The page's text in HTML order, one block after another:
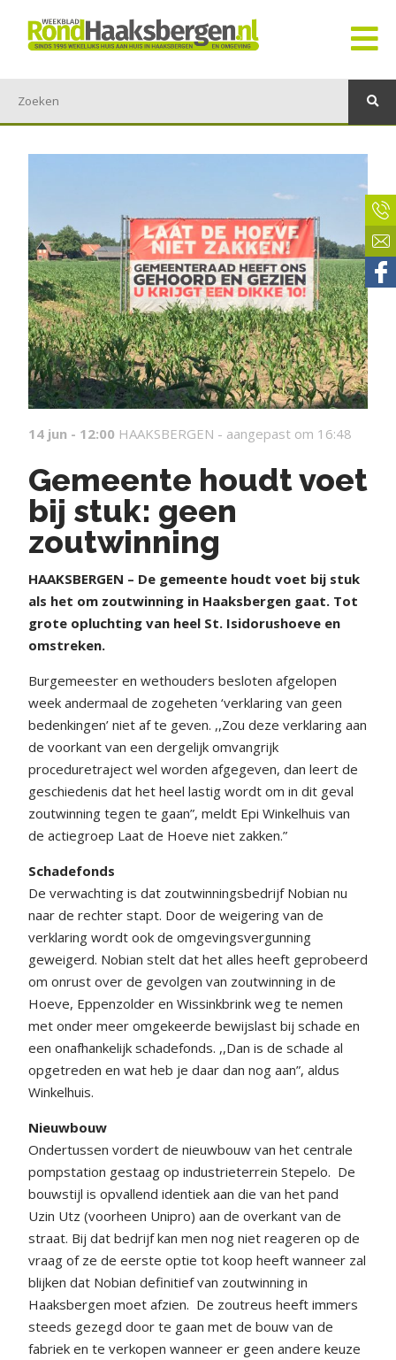
14 jun - 12:00 HAAKSBERGEN - aangepast om 16:48
Gemeente houdt voet
bij stuk: geen
zoutwinning
HAAKSBERGEN – De gemeente houdt voet bij stuk
als het om zoutwinning in Haaksbergen gaat. Tot
grote opluchting van heel St. Isidorushoeve en
omstreken.
Burgemeester en wethouders besloten afgelopen
week andermaal de zogeheten ‘verklaring van geen
bedenkingen’ niet af te geven. ,,Zou deze verklaring aan
de voorkant van een dergelijk omvangrijk
proceduretraject wel worden afgegeven, dan leert de
geschiedenis dat het heel lastig wordt om in dit geval
zoutwinning tegen te gaan”, meldt Epi Winkelhuis van
de actiegroep Laat de Hoeve niet zakken.”
Schadefonds
De verwachting is dat zoutwinningsbedrijf Nobian nu
naar de rechter stapt. Door de weigering van de
verklaring wordt ook de omgevingsvergunning
geweigerd. Nobian stelt dat het alles heeft geprobeerd
om onrust over de gevolgen van zoutwinning in de
Hoeve, Eppenzolder en Wissinkbrink weg te nemen
met onder meer omgekeerde bewijslast bij schade en
een onafhankelijk schadefonds. ,,Dan is de schade al
opgetreden en wat heb je daar dan nog aan”, aldus
Winkelhuis.
Nieuwbouw
Ondertussen vordert de nieuwbouw van het centrale
pompstation gestaag op industrieterrein Stepelo. De
bouwstijl is opvallend identiek aan die van het pand
Uzin Utz (voorheen Unipro) aan de overkant van de
straat. Bij dat bedrijf kan men nog niet reageren op de
vraag of ze de eerste optie tot koop heeft wanneer zal
blijken dat Nobian definitief van zoutwinning in
Haaksbergen moet afzien. De zoutreus heeft immers
steeds gezegd door te gaan met de bouw van de
fabriek en te verkopen wanneer er geen andere keuze